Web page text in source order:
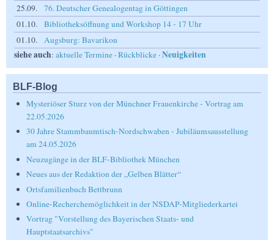
25.09.
76. Deutscher Genealogentag in Göttingen
01.10.
Bibliotheksöffnung und Workshop 14 - 17 Uhr
01.10.
Augsburg: Bavarikon
siehe auch: aktuelle Termine ·Rückblicke ·Neuigkeiten
BLF-Blog
Mysteriöser Sturz von der Münchner Frauenkirche - Vortrag am
22.05.2026
30 Jahre Stammbaumtisch-Nordschwaben - Jubiläumsausstellung
am 24.05.2026
Neuzugänge in der BLF-Bibliothek München
Neues aus der Redaktion der „Gelben Blätter“
Ortsfamilienbuch Bettbrunn
Online-Recherchemöglichkeit in der NSDAP-Mitgliederkartei
Vortrag "Vorstellung des Bayerischen Staats- und
Hauptstaatsarchivs"